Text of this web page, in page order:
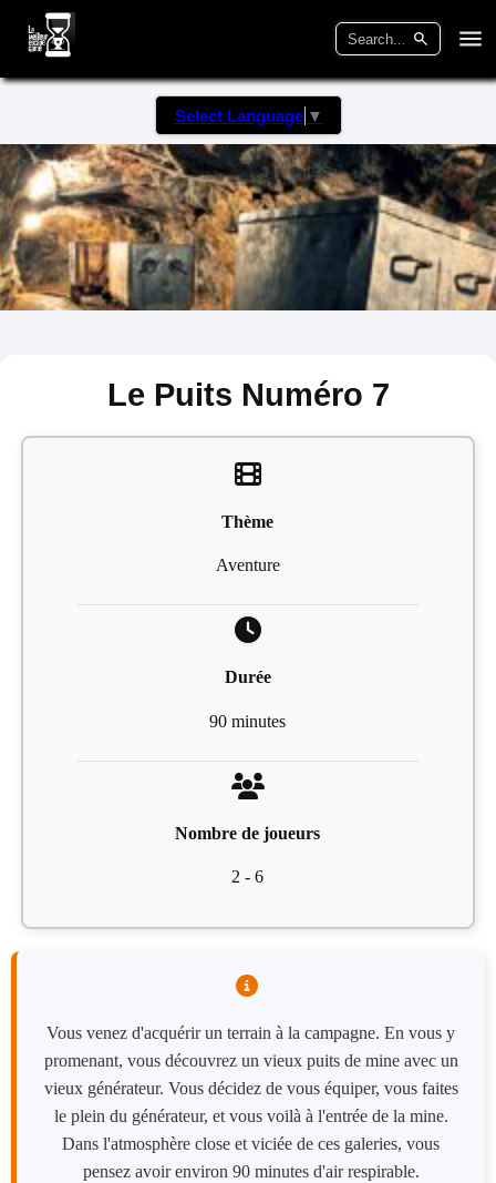
Select Language ▼
Le Puits Numéro 7
Thème
Aventure
Durée
90 minutes
Nombre de joueurs
2 - 6
Vous venez d'acquérir un terrain à la campagne. En vous y
promenant, vous découvrez un vieux puits de mine avec un
vieux générateur. Vous décidez de vous équiper, vous faites
le plein du générateur, et vous voilà à l'entrée de la mine.
Dans l'atmosphère close et viciée de ces galeries, vous
pensez avoir environ 90 minutes d'air respirable.